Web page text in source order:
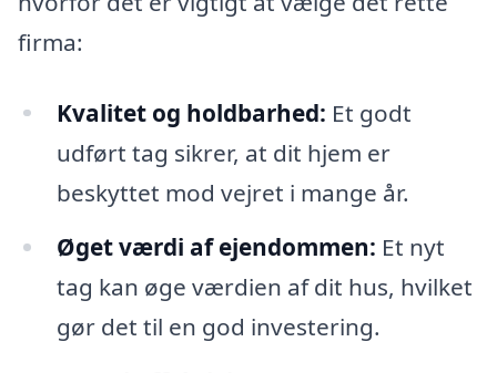
firma:
Kvalitet og holdbarhed: Et godt
udført tag sikrer, at dit hjem er
beskyttet mod vejret i mange år.
Øget værdi af ejendommen: Et nyt
tag kan øge værdien af dit hus, hvilket
gør det til en god investering.